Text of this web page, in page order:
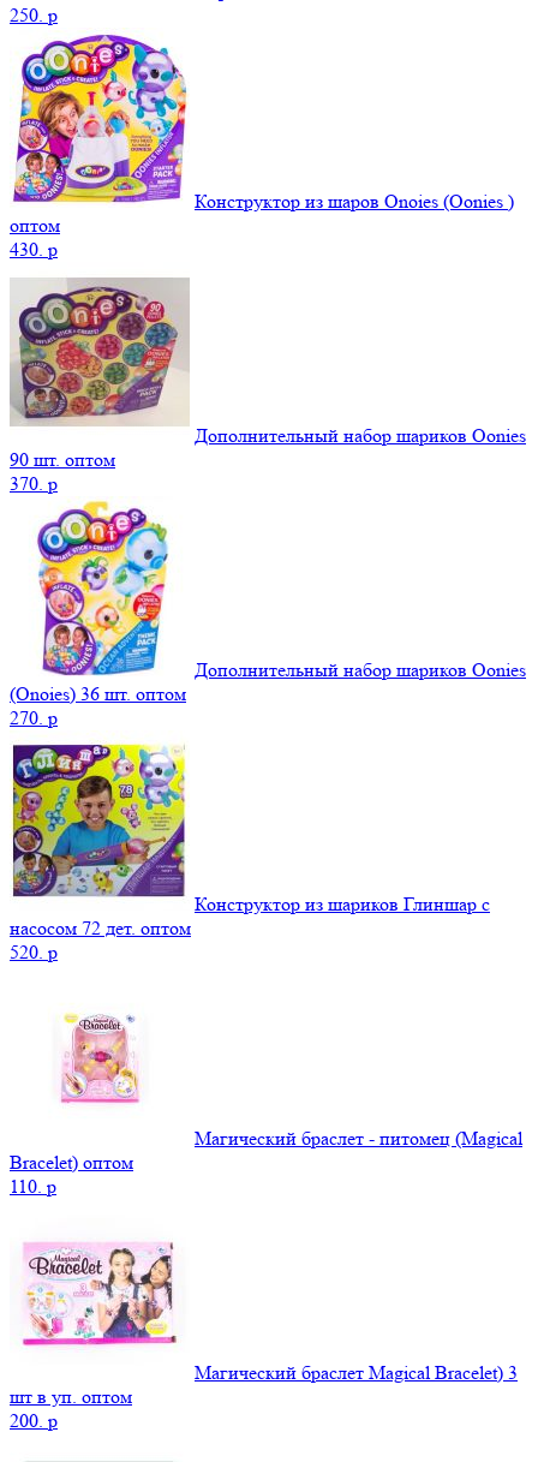
250. p
Конструктор из шаров Onoies (Oonies )
оптом
430. p
Дополнительный набор шариков Oonies
90 шт. оптом
370. p
Дополнительный набор шариков Oonies
(Onoies) 36 шт. оптом
270. p
Конструктор из шариков Глиншар с
насосом 72 дет. оптом
520. p
Магический браслет - питомец (Magical
Bracelet) оптом
110. p
Магический браслет Magical Bracelet) 3
шт в уп. оптом
200. p